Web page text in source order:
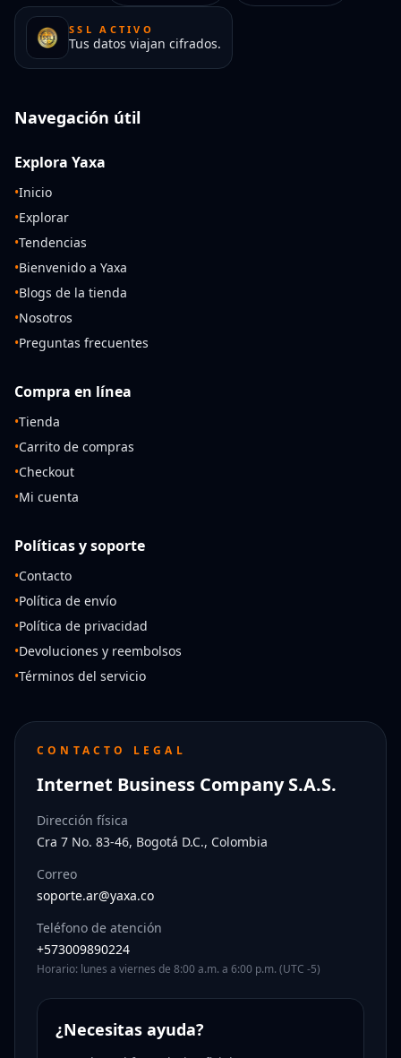
SSL ACTIVO
Tus datos viajan cifrados.
Navegación útil
Explora Yaxa
•Inicio
•Explorar
•Tendencias
•Bienvenido a Yaxa
•Blogs de la tienda
•Nosotros
•Preguntas frecuentes
Compra en línea
•Tienda
•Carrito de compras
•Checkout
•Mi cuenta
Políticas y soporte
•Contacto
•Política de envío
•Política de privacidad
•Devoluciones y reembolsos
•Términos del servicio
CONTACTO LEGAL
Internet Business Company S.A.S.
Dirección física
Cra 7 No. 83-46, Bogotá D.C., Colombia
Correo
soporte.ar@yaxa.co
Teléfono de atención
+573009890224
Horario: lunes a viernes de 8:00 a.m. a 6:00 p.m. (UTC -5)
¿Necesitas ayuda?